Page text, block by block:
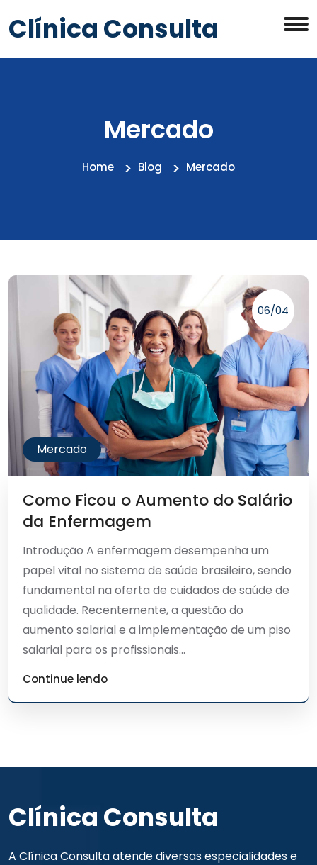
Clínica Consulta
Mercado
Home Blog Mercado
06/04
Mercado
Como Ficou o Aumento do Salário
da Enfermagem
Introdução A enfermagem desempenha um
papel vital no sistema de saúde brasileiro, sendo
fundamental na oferta de cuidados de saúde de
qualidade. Recentemente, a questão do
aumento salarial e a implementação de um piso
salarial para os profissionais...
Continue lendo
Clínica Consulta
A Clínica Consulta atende diversas especialidades e